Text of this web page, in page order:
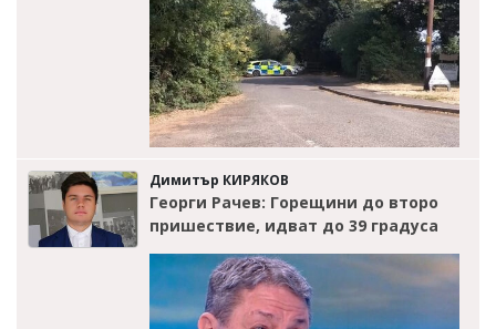
Димитър КИРЯКОВ
Георги Рачев: Горещини до второ
пришествие, идват до 39 градуса